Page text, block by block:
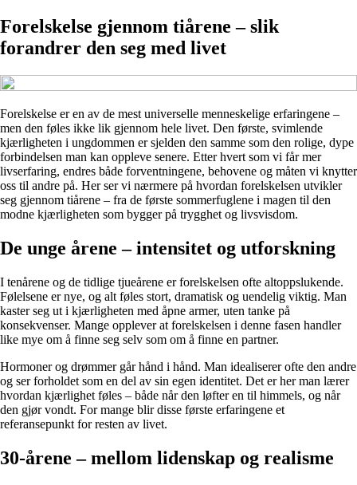
Forelskelse gjennom tiårene – slik
forandrer den seg med livet
Forelskelse er en av de mest universelle menneskelige erfaringene –
men den føles ikke lik gjennom hele livet. Den første, svimlende
kjærligheten i ungdommen er sjelden den samme som den rolige, dype
forbindelsen man kan oppleve senere. Etter hvert som vi får mer
livserfaring, endres både forventningene, behovene og måten vi knytter
oss til andre på. Her ser vi nærmere på hvordan forelskelsen utvikler
seg gjennom tiårene – fra de første sommerfuglene i magen til den
modne kjærligheten som bygger på trygghet og livsvisdom.
De unge årene – intensitet og utforskning
I tenårene og de tidlige tjueårene er forelskelsen ofte altoppslukende.
Følelsene er nye, og alt føles stort, dramatisk og uendelig viktig. Man
kaster seg ut i kjærligheten med åpne armer, uten tanke på
konsekvenser. Mange opplever at forelskelsen i denne fasen handler
like mye om å finne seg selv som om å finne en partner.
Hormoner og drømmer går hånd i hånd. Man idealiserer ofte den andre
og ser forholdet som en del av sin egen identitet. Det er her man lærer
hvordan kjærlighet føles – både når den løfter en til himmels, og når
den gjør vondt. For mange blir disse første erfaringene et
referansepunkt for resten av livet.
30-årene – mellom lidenskap og realisme